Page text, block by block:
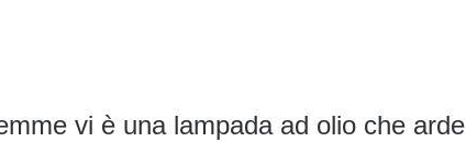
vi è una lampada ad olio che arde